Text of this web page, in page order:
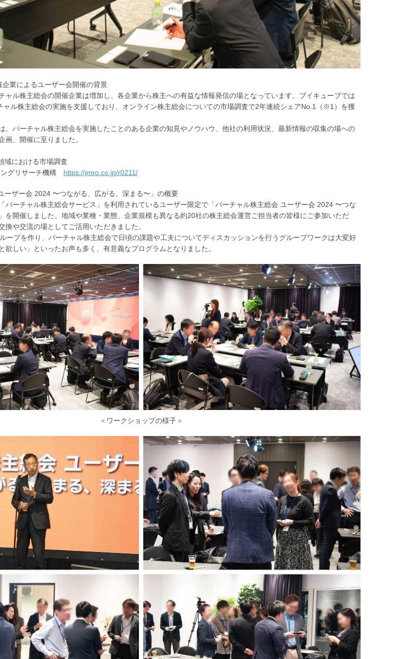
業によるユーザー会開催の背景
ャル株主総会の開催企業は増加し、各企業から株主への有益な情報発信の場となっています。ブイキューブでは
ャル株主総会の実施を支援しており、オンライン株主総会についての市場調査で2年連続シェアNo.1（※1）を獲
、バーチャル株主総会を実施したことのある企業の知見やノウハウ、他社の利用状況、最新情報の収集の場への
画、開催に至りました。
域における市場調査
グリサーチ機構 https://jmro.co.jp/r0211/
ーザー会 2024 〜つながる、広がる、深まる〜」の概要
バーチャル株主総会サービス」を利用されているユーザー限定で「バーチャル株主総会 ユーザー会 2024 〜つな
を開催しました。地域や業種・業態、企業規模も異なる約20社の株主総会運営ご担当者の皆様にご参加いただ
換や交流の場としてご活用いただきました。
ープを作り、バーチャル株主総会で日頃の課題や工夫についてディスカッションを行うグループワークは大変好
欲しい」といったお声も多く、有意義なプログラムとなりました。
＜ワークショップの様子＞